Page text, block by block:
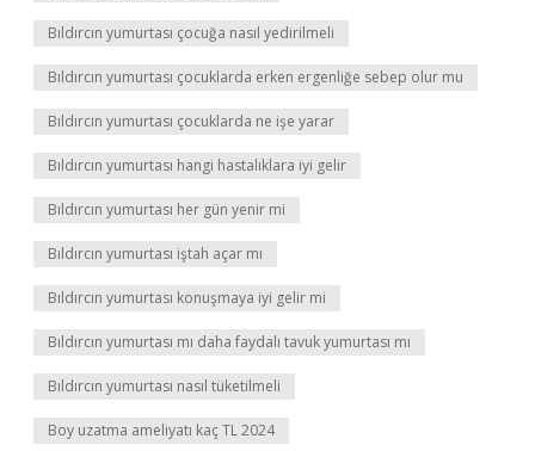
Bıldırcın yumurtası çocuğa nasıl yedirilmeli
Bıldırcın yumurtası çocuklarda erken ergenliğe sebep olur mu
Bıldırcın yumurtası çocuklarda ne işe yarar
Bıldırcın yumurtası hangi hastalıklara iyi gelir
Bıldırcın yumurtası her gün yenir mi
Bıldırcın yumurtası iştah açar mı
Bıldırcın yumurtası konuşmaya iyi gelir mi
Bıldırcın yumurtası mı daha faydalı tavuk yumurtası mı
Bıldırcın yumurtası nasıl tüketilmeli
Boy uzatma ameliyatı kaç TL 2024